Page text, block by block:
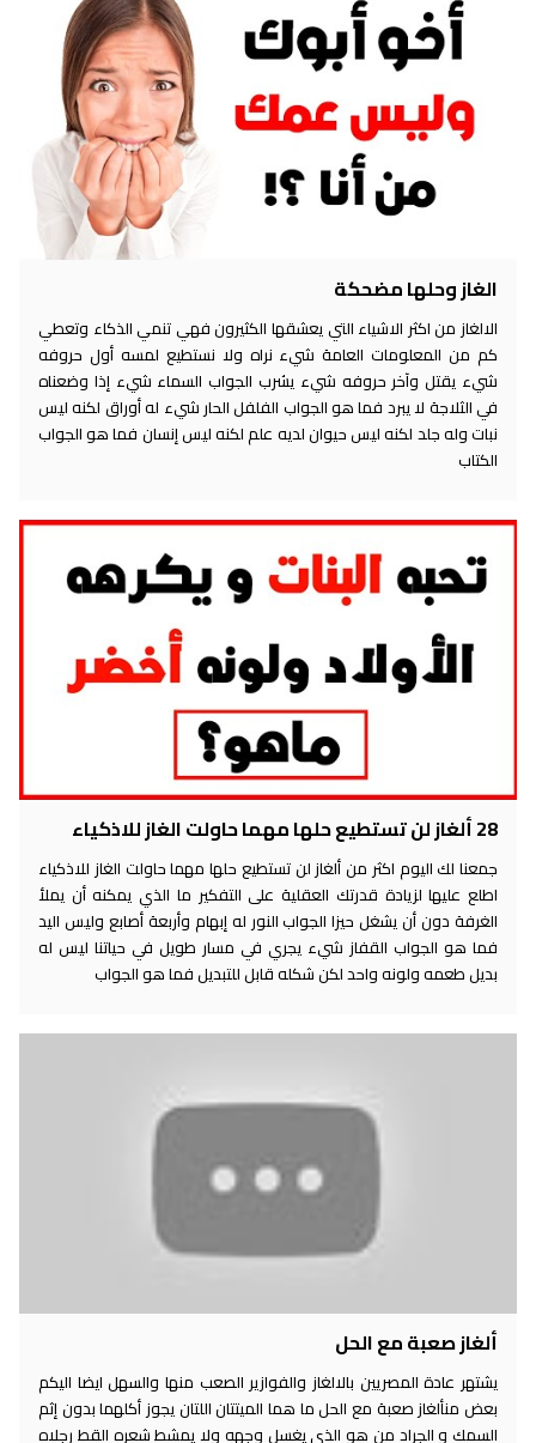
الغاز وحلها مضحكة
الالغاز من اكثر الاشياء التي يعشقها الكثيرون فهي تنمي الذكاء وتعطي
كم من المعلومات العامة شيء نراه ولا نستطيع لمسه أول حروفه
شيء يقتل وآخر حروفه شيء يشرب الجواب السماء شيء إذا وضعناه
في الثلاجة لا يبرد فما هو الجواب الفلفل الحار شيء له أوراق لكنه ليس
نبات وله جلد لكنه ليس حيوان لديه علم لكنه ليس إنسان فما هو الجواب
الكتاب
28 ألغاز لن تستطيع حلها مهما حاولت الغاز للاذكياء
جمعنا لك اليوم اكثر من ألغاز لن تستطيع حلها مهما حاولت الغاز للاذكياء
اطلع عليها لزيادة قدرتك العقلية على التفكير ما الذي يمكنه أن يملأ
الغرفة دون أن يشغل حيزا الجواب النور له إبهام وأربعة أصابع وليس اليد
فما هو الجواب القفاز شيء يجري في مسار طويل في حياتنا ليس له
بديل طعمه ولونه واحد لكن شكله قابل للتبديل فما هو الجواب
ألغاز صعبة مع الحل
يشتهر عادة المصريين بالالغاز والفوازير الصعب منها والسهل ايضا اليكم
بعض منألغاز صعبة مع الحل ما هما الميتتان اللتان يجوز أكلهما بدون إثم
السمك و الجراد من هو الذي يغسل وجهه ولا يمشط شعره القط رجلاه